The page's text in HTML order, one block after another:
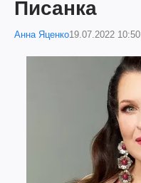
Писанка
Анна Яценко19.07.2022 10:50